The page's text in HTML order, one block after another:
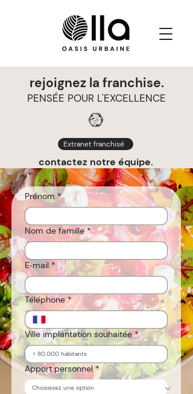
rejoignez la franchise.
PENSÉE POUR L'EXCELLENCE
Extranet franchisé
contactez notre équipe.
Prénom *
Nom de famille *
E‑mail *
Téléphone *
Ville implantation souhaitée *
Apport personnel *